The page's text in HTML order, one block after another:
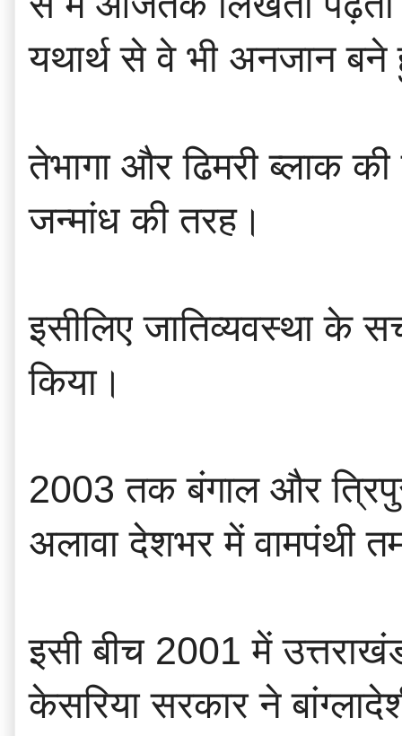
यथार्थ से वे भी अनजान
तेभागा और ढिमरी ब्लाक
जन्मांध की तरह।
इसीलिए जातिव्यवस्था के
किया।
2003 तक बंगाल और
अलावा देशभर में वामपंथी
इसी बीच 2001 में
केसरिया सरकार ने